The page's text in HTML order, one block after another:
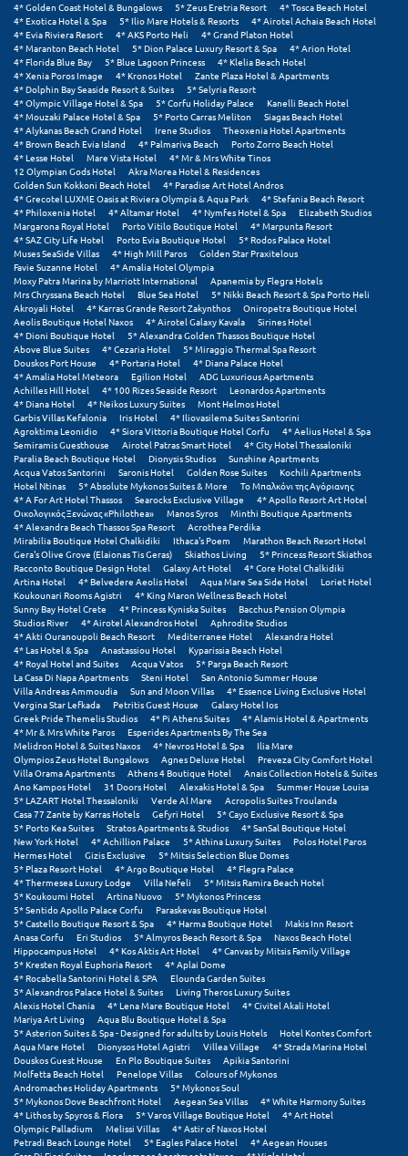
Πόρος
Πόρτο Χέλι
Πρέβεζα
Πύλος
Πύργος
Ρ
Ρέθυμνο
Ρίο
Ρόδος
Σ
Σαλαμίνα
Σαμοθράκη
Σάμος
Σαντορίνη
Σέριφος
Σέρρες
Σιθωνία
Σίκινος
Σίφνος
Σκαφιδιά Ηλείας
Σκιάθος
Σκόπελος
Σκύρος
Σούνιο
Σπάρτη
Σπέτσες
Σποράδες
Σύβοτα
Σύμη
Σύρος
Σχοινούσα
Τ
4* Golden Coast Hotel & Bungalows
5* Zeus Eretria Resort
4* Tosca Beach Hotel
4* Exotica Hotel & Spa
5* Ilio Mare Hotels & Resorts
4* Airotel Achaia Beach Hotel
4* Evia Riviera Resort
4* AKS Porto Heli
4* Grand Platon Hotel
4* Maranton Beach Hotel
5* Dion Palace Luxury Resort & Spa
4* Arion Hotel
4* Florida Blue Bay
5* Blue Lagoon Princess
4* Klelia Beach Hotel
4* Xenia Poros Image
4* Kronos Hotel
Zante Plaza Hotel & Apartments
4* Dolphin Bay Seaside Resort & Suites
5* Selyria Resort
4* Olympic Village Hotel & Spa
5* Corfu Holiday Palace
Kanelli Beach Hotel
4* Mouzaki Palace Hotel & Spa
5* Porto Carras Meliton
Siagas Beach Hotel
4* Alykanas Beach Grand Hotel
Irene Studios
Theoxenia Hotel Apartments
4* Brown Beach Evia Island
4* Palmariva Beach
Porto Zorro Beach Hotel
4* Lesse Hotel
Mare Vista Hotel
4* Mr & Mrs White Tinos
12 Olympian Gods Hotel
Akra Morea Hotel & Residences
Golden Sun Kokkoni Beach Hotel
4* Paradise Art Hotel Andros
4* Grecotel LUXME Oasis at Riviera Olympia & Aqua Park
4* Stefania Beach Resort
4* Philoxenia Hotel
4* Altamar Hotel 4* Nymfes Hotel & Spa
Elizabeth Studios
Margarona Royal Hotel
Porto Vitilo Boutique Hotel
4* Marpunta Resort
4* SAZ City Life Hotel
Porto Evia Boutique Hotel
5* Rodos Palace Hotel
Muses SeaSide Villas
4* High Mill Paros
Golden Star Praxitelous
Favie Suzanne Hotel
4* Amalia Hotel Olympia
Moxy Patra Marina by Marriott International
Apanemia by Flegra Hotels
Mrs Chryssana Beach Hotel
Blue Sea Hotel
5* Nikki Beach Resort & Spa Porto Heli
Akroyali Hotel
4* Karras Grande Resort Zakynthos
Oniropetra Boutique Hotel
Aeolis Boutique Hotel Naxos
4* Airotel Galaxy Kavala
Sirines Hotel
4* Dioni Boutique Hotel
5* Alexandra Golden Thassos Boutique Hotel
Above Blue Suites
4* Cezaria Hotel
5* Miraggio Thermal Spa Resort
Douskos Port House
4* Portaria Hotel
4* Diana Palace Hotel
4* Amalia Hotel Meteora
Egilion Hotel
ADG Luxurious Apartments
Achilles Hill Hotel
4* 100 Rizes Seaside Resort
Leonardos Apartments
4* Diana Hotel
4* Neikos Luxury Suites
Mont Helmos Hotel
Garbis Villas Kefalonia
Iris Hotel
4* Iliovasilema Suites Santorini
Agroktima Leonidio
4* Siora Vittoria Boutique Hotel Corfu
4* Aelius Hotel & Spa
Semiramis Guesthouse
Airotel Patras Smart Hotel
4* City Hotel Thessaloniki
Paralia Beach Boutique Hotel
Dionysis Studios
Sunshine Apartments
Acqua Vatos Santorini
Saronis Hotel Golden Rose Suites
Kochili Apartments
Hotel Ntinas
5* Absolute Mykonos Suites & More
Το Μπαλκόνι της Αγόριανης
4* A For Art Hotel Thassos
Searocks Exclusive Village
4* Apollo Resort Art Hotel
Οικολογικός Ξενώνας «Philothea»
Manos Syros
Minthi Boutique Apartments
4* Alexandra Beach Thassos Spa Resort
Acrothea Perdika
Mirabilia Boutique Hotel Chalkidiki
Ithaca's Poem
Marathon Beach Resort Hotel
Gera's Olive Grove (Elaionas Tis Geras)
Skiathos Living
5* Princess Resort Skiathos
Racconto Boutique Design Hotel
Galaxy Art Hotel
4* Core Hotel Chalkidiki
Artina Hotel
4* Belvedere Aeolis Hotel Aqua Mare Sea Side Hotel
Loriet Hotel
Koukounari Rooms Agistri
4* King Maron Wellness Beach Hotel
Sunny Bay Hotel Crete
4* Princess Kyniska Suites
Bacchus Pension Olympia
Studios River
4* Airotel Alexandros Hotel
Aphrodite Studios
4* Akti Ouranoupoli Beach Resort
Mediterranee Hotel
Alexandra Hotel
4* Las Hotel & Spa
Anastassiou Hotel
Kyparissia Beach Hotel
4* Royal Hotel and Suites
Acqua Vatos
5* Parga Beach Resort
La Casa Di Napa Apartments
Steni Hotel
San Antonio Summer House
Villa Andreas Ammoudia
Sun and Moon Villas
4* Essence Living Exclusive Hotel
Vergina Star Lefkada
Petritis Guest House
Galaxy Hotel Ios
Greek Pride Themelis Studios
4* Pi Athens Suites
4* Alamis Hotel & Apartments
4* Mr & Mrs White Paros
Esperides Apartments By The Sea
Melidron Hotel & Suites Naxos
4* Nevros Hotel & Spa
Ilia Mare
Olympios Zeus Hotel Bungalows
Agnes Deluxe Hotel
Preveza City Comfort Hotel
Villa Orama Apartments
Athens 4 Boutique Hotel
Anais Collection Hotels & Suites
Ano Kampos Hotel
31 Doors Hotel Alexakis Hotel & Spa
Summer House Louisa
5* LAZART Hotel Thessaloniki
Verde Al Mare
Acropolis Suites Troulanda
Casa 77 Zante by Karras Hotels
Gefyri Hotel
5* Cayo Exclusive Resort & Spa
5* Porto Kea Suites
Stratos Apartments & Studios
4* SanSal Boutique Hotel
New York Hotel
4* Achillion Palace 5* Athina Luxury Suites
Polos Hotel Paros
Hermes Hotel
Gizis Exclusive
5* Mitsis Selection Blue Domes
5* Plaza Resort Hotel
4* Argo Boutique Hotel
4* Flegra Palace
4* Thermesea Luxury Lodge
Villa Nefeli
5* Mitsis Ramira Beach Hotel
5* Koukoumi Hotel
Artina Nuovo
5* Mykonos Princess
5* Sentido Apollo Palace Corfu
Paraskevas Boutique Hotel
5* Castello Boutique Resort & Spa
4* Harma Boutique Hotel
Makis Inn Resort
Anasa Corfu
Eri Studios 5* Almyros Beach Resort & Spa
Naxos Beach Hotel
Hippocampus Hotel
4* Kos Aktis Art Hotel
4* Canvas by Mitsis Family Village
5* Kresten Royal Euphoria Resort
4* Aplai Dome
4* Rocabella Santorini Hotel & SPA
Elounda Garden Suites
5* Alexandros Palace Hotel & Suites
Living Theros Luxury Suites
Alexis Hotel Chania
4* Lena Mare Boutique Hotel
4* Civitel Akali Hotel
Mariya Art Living
Aqua Blu Boutique Hotel & Spa
5* Asterion Suites & Spa - Designed for adults by Louis Hotels
Hotel Kontes Comfort
Aqua Mare Hotel
Dionysos Hotel Agistri Villea Village
4* Strada Marina Hotel
Douskos Guest House
En Plo Boutique Suites
Apikia Santorini
Molfetta Beach Hotel
Penelope Villas
Colours of Mykonos
Andromaches Holiday Apartments
5* Mykonos Soul
5* Mykonos Dove Beachfront Hotel
Aegean Sea Villas
4* White Harmony Suites
4* Lithos by Spyros & Flora
5* Varos Village Boutique Hotel
4* Art Hotel
Olympic Palladium
Melissi Villas
4* Astir of Naxos Hotel
Petradi Beach Lounge Hotel
5* Eagles Palace Hotel
4* Aegean Houses